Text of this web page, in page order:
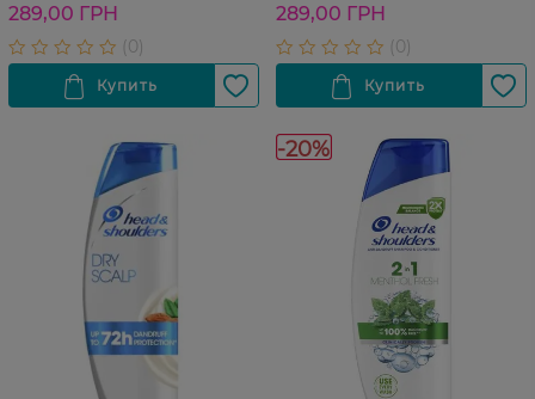
289,00 ГРН 289,00 ГРН
-20%